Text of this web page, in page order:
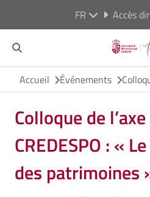
FR Accès
Accueil Événements
Colloque de
CREDESPO : «
des patrimoines